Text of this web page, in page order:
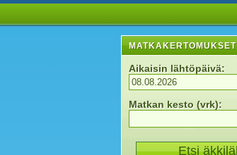
MATKAKERTOMUKSET
Aikaisin lähtöpäivä:
Matkan kesto (vrk):